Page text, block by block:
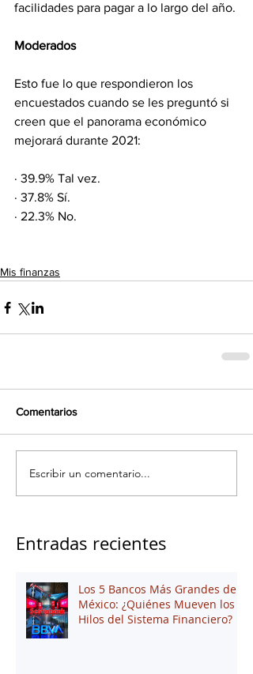
facilidades para pagar a lo largo del año.
Moderados
Esto fue lo que respondieron los
encuestados cuando se les preguntó si
creen que el panorama económico
mejorará durante 2021:
· 39.9% Tal vez.
· 37.8% Sí.
· 22.3% No.
Mis finanzas
Comentarios
Escribir un comentario...
Entradas recientes
Los 5 Bancos Más Grandes de
México: ¿Quiénes Mueven los
Hilos del Sistema Financiero?